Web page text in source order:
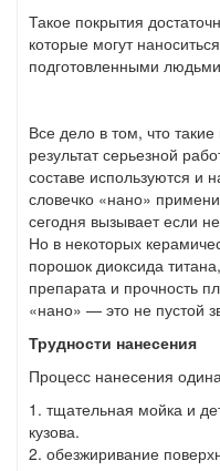
Такое покрытия
которые могут
подготовленными людьми
Все дело в том, что
результат серьезной
составе используются и
словечко «нано»
сегодня вызывает если
Но в некоторых
порошок диоксида
препарата и прочность
«нано» — это не пустой
Трудности нанесения
Процесс нанесения
1. тщательная мойка и
кузова.
2. обезжиривание